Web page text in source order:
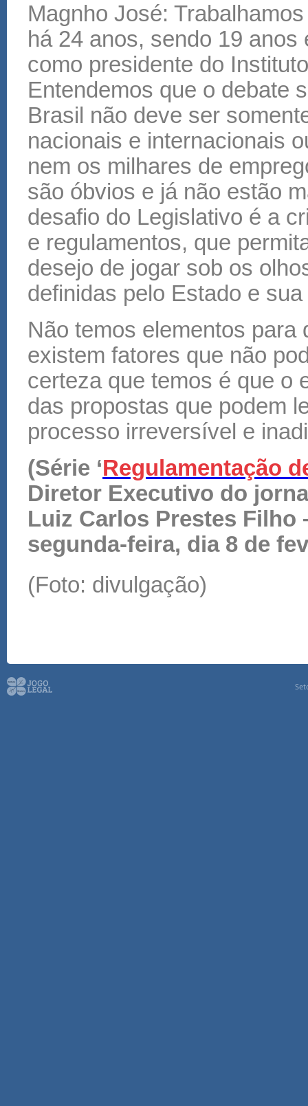
Magnho José:
há 24 anos, sendo 19
como presidente do
Entendemos que o debate
Brasil não deve ser
nacionais e internacionais
nem os milhares de
são óbvios e já não estão
desafio do Legislativo é a
e regulamentos, que
desejo de jogar sob os
definidas pelo Estado e
Não temos elementos para
existem fatores que não
certeza que temos é que o
das propostas que podem
processo irreversível e
(Série ‘Regulamentação
Diretor Executivo do
Luiz Carlos Prestes Filho
segunda-feira, dia 8 de
(Foto: divulgação)